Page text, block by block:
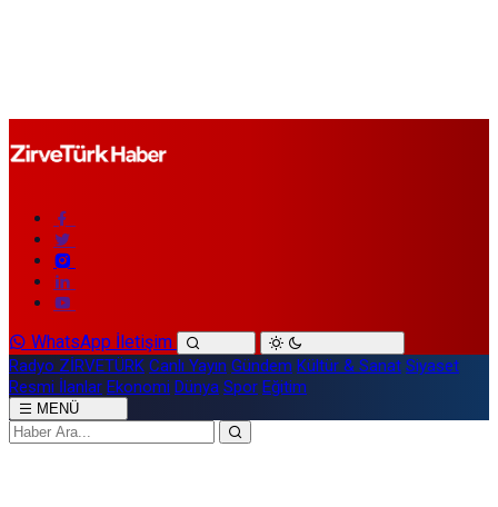
WhatsApp İletişim
Radyo ZİRVETÜRK Canlı Yayın Gündem Kültür & Sanat Siyaset
Resmi İlanlar Ekonomi Dünya Spor Eğitim
MENÜ